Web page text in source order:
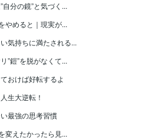
自分の鏡”と気づく...
やめると｜現実が...
気持ちに満たされる...
”鎧”を脱がなくて...
おけば好転するよ
生大逆転！
最強の思考習慣
変えたかったら見...